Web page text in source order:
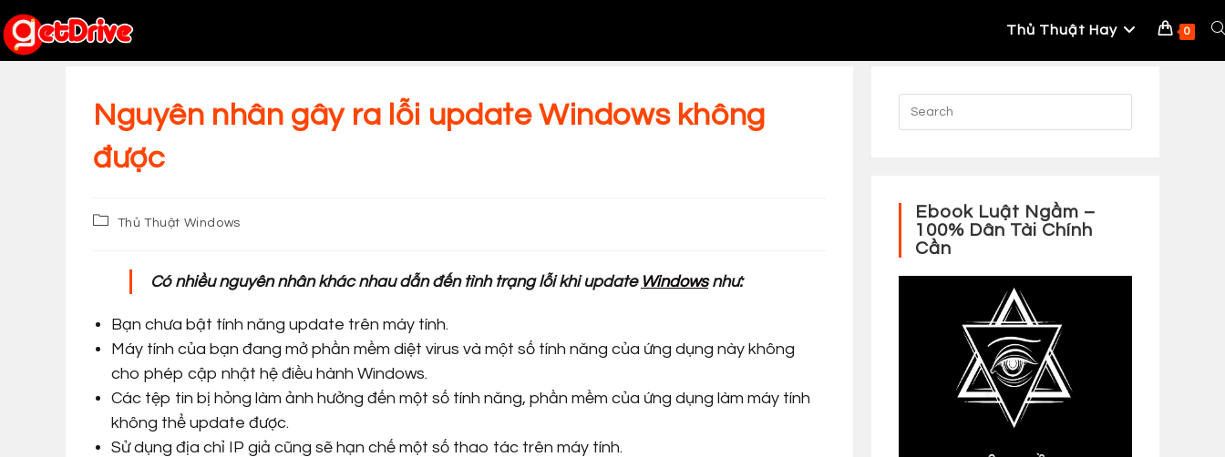
to
content
Thủ Thuật Hay 0
Nguyên nhân gây ra lỗi update Windows không
được
PostThủ Thuật Windows
Có nhiều nguyên nhân khác nhau dẫn đến tình trạng lỗi khi update Windowsnhư:
Bạn chưa bật tính năng update trên máy tính.
Máy tính của bạn đang mở phần mềm diệt virus và một số tính năng của ứng dụng này không
cho phép cập nhật hệ điều hành Windows.
Các tệp tin bị hỏng làm ảnh hưởng đến một số tính năng, phần mềm của ứng dụng làm máy tính
không thể update được.
Sử dụng địa chỉ IP giả cũng sẽ hạn chế một số thao tác trên máy tính.
Ebook Luật Ngầm –
100% Dân Tài Chính
Cần